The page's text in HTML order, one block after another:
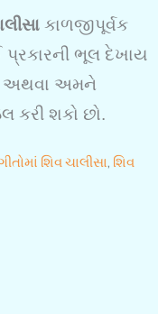
કાળજીપૂર્વક
ભૂલ દેખાય
અથવા અમને
કરી શકો છો.
શિવ ચાલીસા, શિવ